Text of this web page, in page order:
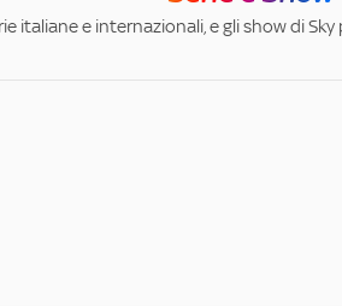
italiane e internazionali, e gli show di